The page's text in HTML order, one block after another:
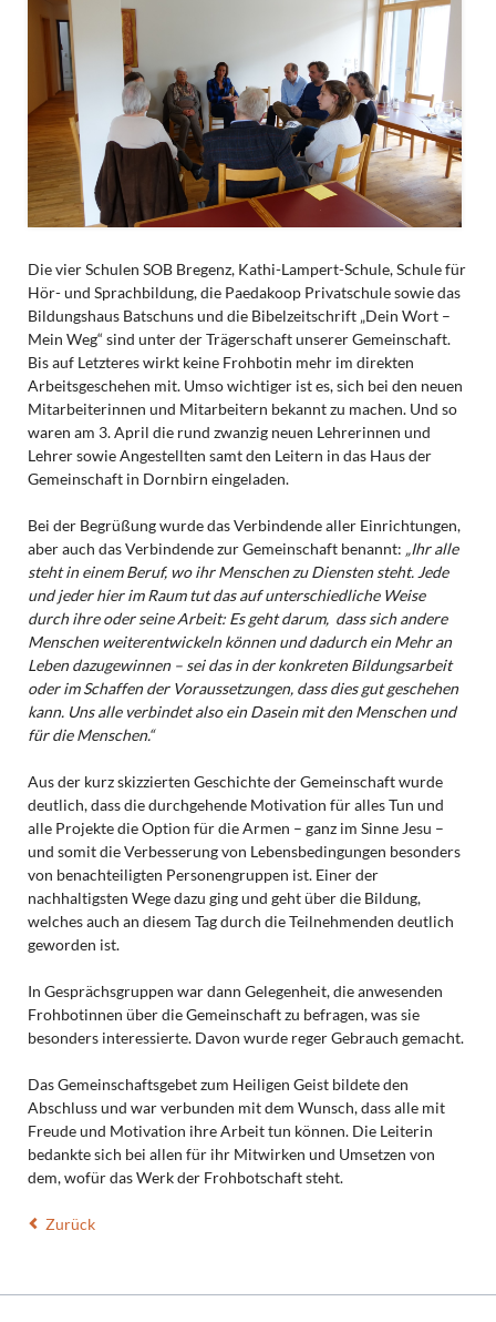
Die vier Schulen SOB Bregenz, Kathi-Lampert-Schule, Schule für
Hör- und Sprachbildung, die Paedakoop Privatschule sowie das
Bildungshaus Batschuns und die Bibelzeitschrift „Dein Wort –
Mein Weg“ sind unter der Trägerschaft unserer Gemeinschaft.
Bis auf Letzteres wirkt keine Frohbotin mehr im direkten
Arbeitsgeschehen mit. Umso wichtiger ist es, sich bei den neuen
Mitarbeiterinnen und Mitarbeitern bekannt zu machen. Und so
waren am 3. April die rund zwanzig neuen Lehrerinnen und
Lehrer sowie Angestellten samt den Leitern in das Haus der
Gemeinschaft in Dornbirn eingeladen.
Bei der Begrüßung wurde das Verbindende aller Einrichtungen,
aber auch das Verbindende zur Gemeinschaft benannt: „Ihr alle
steht in einem Beruf, wo ihr Menschen zu Diensten steht. Jede
und jeder hier im Raum tut das auf unterschiedliche Weise
durch ihre oder seine Arbeit: Es geht darum, dass sich andere
Menschen weiterentwickeln können und dadurch ein Mehr an
Leben dazugewinnen – sei das in der konkreten Bildungsarbeit
oder im Schaffen der Voraussetzungen, dass dies gut geschehen
kann. Uns alle verbindet also ein Dasein mit den Menschen und
für die Menschen.“
Aus der kurz skizzierten Geschichte der Gemeinschaft wurde
deutlich, dass die durchgehende Motivation für alles Tun und
alle Projekte die Option für die Armen – ganz im Sinne Jesu –
und somit die Verbesserung von Lebensbedingungen besonders
von benachteiligten Personengruppen ist. Einer der
nachhaltigsten Wege dazu ging und geht über die Bildung,
welches auch an diesem Tag durch die Teilnehmenden deutlich
geworden ist.
In Gesprächsgruppen war dann Gelegenheit, die anwesenden
Frohbotinnen über die Gemeinschaft zu befragen, was sie
besonders interessierte. Davon wurde reger Gebrauch gemacht.
Das Gemeinschaftsgebet zum Heiligen Geist bildete den
Abschluss und war verbunden mit dem Wunsch, dass alle mit
Freude und Motivation ihre Arbeit tun können. Die Leiterin
bedankte sich bei allen für ihr Mitwirken und Umsetzen von
dem, wofür das Werk der Frohbotschaft steht.
Zurück